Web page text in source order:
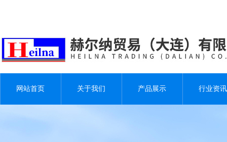
网站首页 关于我们 产品展示 行业资讯